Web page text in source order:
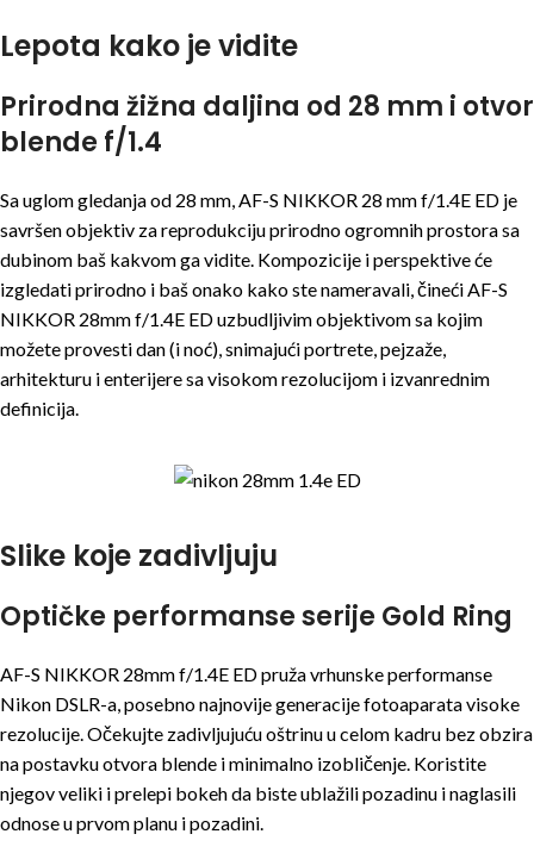
Lepota kako je vidite
Prirodna žižna daljina od 28 mm i otvor
blende f/1.4
Sa uglom gledanja od 28 mm, AF-S NIKKOR 28 mm f/1.4E ED je
savršen objektiv za reprodukciju prirodno ogromnih prostora sa
dubinom baš kakvom ga vidite. Kompozicije i perspektive će
izgledati prirodno i baš onako kako ste nameravali, čineći AF-S
NIKKOR 28mm f/1.4E ED uzbudljivim objektivom sa kojim
možete provesti dan (i noć), snimajući portrete, pejzaže,
arhitekturu i enterijere sa visokom rezolucijom i izvanrednim
definicija.
Slike koje zadivljuju
Optičke performanse serije Gold Ring
AF-S NIKKOR 28mm f/1.4E ED pruža vrhunske performanse
Nikon DSLR-a, posebno najnovije generacije fotoaparata visoke
rezolucije. Očekujte zadivljujuću oštrinu u celom kadru bez obzira
na postavku otvora blende i minimalno izobličenje. Koristite
njegov veliki i prelepi bokeh da biste ublažili pozadinu i naglasili
odnose u prvom planu i pozadini.